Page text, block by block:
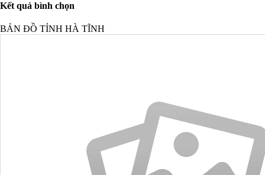
Kết quả bình chọn
BẢN ĐỒ TỈNH HÀ TĨNH